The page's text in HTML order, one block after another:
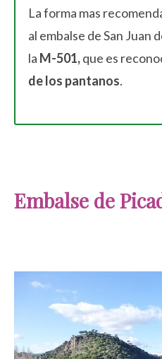
La forma mas
al embalse de San Juan
la M-501,que es
de los pantanos.
Embalse de